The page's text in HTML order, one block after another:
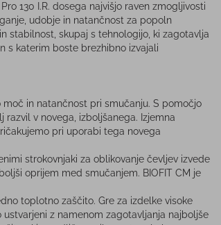
130 I.R. dosega najvišjo raven zmogljivosti
udobje in natančnost za popoln
stabilnost, skupaj s tehnologijo, ki zagotavlja
s katerim boste brezhibno izvajali
in natančnost pri smučanju. S pomočjo
razvil v novega, izboljšanega. Izjemna
pri uporabi tega novega
strokovnjaki za oblikovanje čevljev izvede
oprijem med smučanjem. BIOFIT CM je
toplotno zaščito. Gre za izdelke visoke
ustvarjeni z namenom zagotavljanja najboljše